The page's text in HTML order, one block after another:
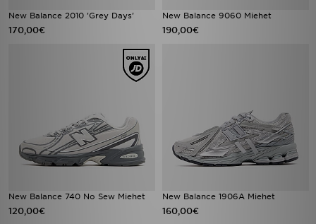
New Balance 2010 'Grey Days'
170,00€
New Balance 9060 Miehet
190,00€
New Balance 740 No Sew Miehet
120,00€
New Balance 1906A Miehet
160,00€